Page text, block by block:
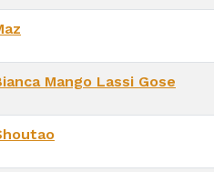
Mango Lassi Gose